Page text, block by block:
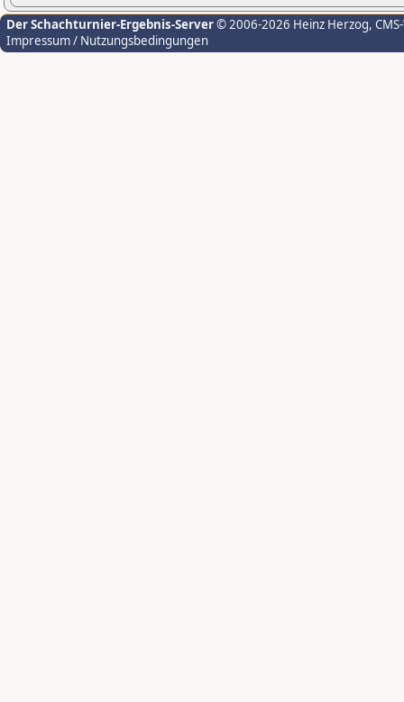
Der Schachturnier-Ergebnis-Server© 2006-2026 Heinz Herzog,
Impressum / Nutzungsbedingungen